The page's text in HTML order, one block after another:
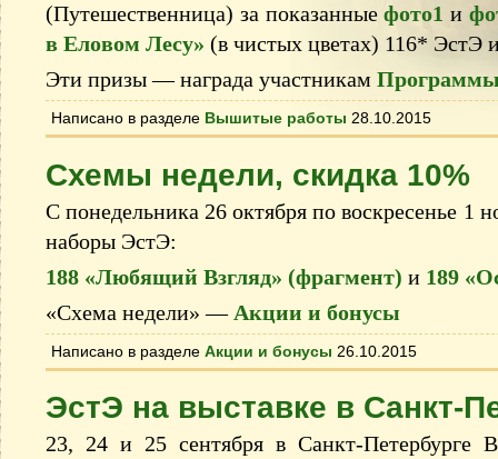
(Путешественница) за показанныефото1 и
в Еловом Лесу» (в чистых цветах) 116* ЭстЭ
Эти призы — награда участникам
Написано в разделе Вышитые работы 28.10.2015
Схемы недели, скидка 10%
С понедельника 26 октября по воскресенье 1
наборы ЭстЭ:
188 «Любящий Взгляд» (фрагмент) и 189
«Схема недели» — Акции и бонусы
Написано в разделе Акции и бонусы 26.10.2015
ЭстЭ на выставке в Санкт-
23, 24 и 25 сентября в Санкт-